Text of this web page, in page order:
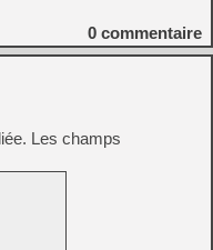
0 commentaire
Les champs